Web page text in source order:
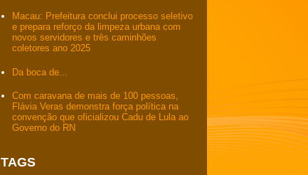
Macau: Prefeitura conclui processo seletivo
e prepara reforço da limpeza urbana com
novos servidores e três caminhões
coletores ano 2025
Da boca de...
Com caravana de mais de 100 pessoas,
Flávia Veras demonstra força política na
convenção que oficializou Cadu de Lula ao
Governo do RN
TAGS